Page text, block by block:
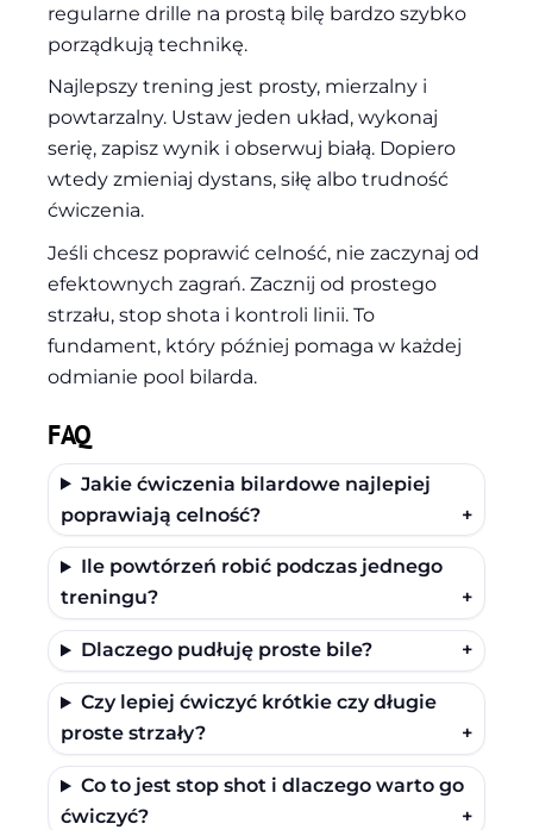
regularne drille na prostą bilę bardzo szybko
porządkują technikę.
Najlepszy trening jest prosty, mierzalny i
powtarzalny. Ustaw jeden układ, wykonaj
serię, zapisz wynik i obserwuj białą. Dopiero
wtedy zmieniaj dystans, siłę albo trudność
ćwiczenia.
Jeśli chcesz poprawić celność, nie zaczynaj od
efektownych zagrań. Zacznij od prostego
strzału, stop shota i kontroli linii. To
fundament, który później pomaga w każdej
odmianie pool bilarda.
FAQ
Jakie ćwiczenia bilardowe najlepiej
poprawiają celność?
+
Ile powtórzeń robić podczas jednego
treningu?
+
Dlaczego pudłuję proste bile? +
Czy lepiej ćwiczyć krótkie czy długie
proste strzały?
+
Co to jest stop shot i dlaczego warto go
ćwiczyć?
+